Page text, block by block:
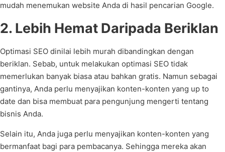
mudah menemukan website Anda di hasil pencarian Google.
2. Lebih Hemat Daripada Beriklan
Optimasi SEO dinilai lebih murah dibandingkan dengan
beriklan. Sebab, untuk melakukan optimasi SEO tidak
memerlukan banyak biasa atau bahkan gratis. Namun sebagai
gantinya, Anda perlu menyajikan konten-konten yang up to
date dan bisa membuat para pengunjung mengerti tentang
bisnis Anda.
Selain itu, Anda juga perlu menyajikan konten-konten yang
bermanfaat bagi para pembacanya. Sehingga mereka akan